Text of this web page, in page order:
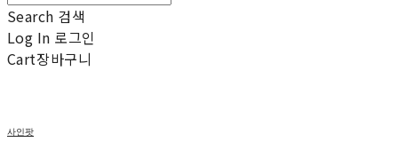
Search 검색
Log In 로그인
Cart장바구니
사인팟